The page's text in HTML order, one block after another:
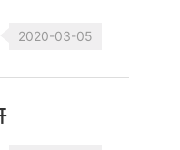
2020-03-05